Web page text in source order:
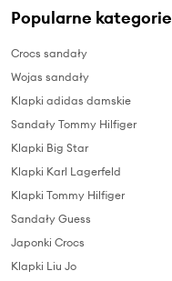
Popularne kategorie
Crocs sandały
Wojas sandały
Klapki adidas damskie
Sandały Tommy Hilfiger
Klapki Big Star
Klapki Karl Lagerfeld
Klapki Tommy Hilfiger
Sandały Guess
Japonki Crocs
Klapki Liu Jo